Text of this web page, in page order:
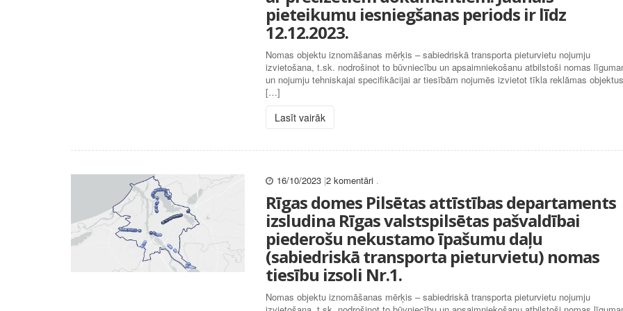
pieteikumu iesniegšanas periods ir līdz
12.12.2023.
Nomas objektu iznomāšanas mērķis – sabiedriskā transporta pieturvietu nojumju
izvietošana, t.sk. nodrošinot to būvniecību un apsaimniekošanu atbilstoši nomas
un nojumju tehniskajai specifikācijai ar tiesībām nojumēs izvietot tīkla reklāmas
[…]
Lasīt vairāk
16/10/2023 |2 komentāri .
Rīgas domes Pilsētas attīstības departaments
izsludina Rīgas valstspilsētas pašvaldībai
piederošu nekustamo īpašumu daļu
(sabiedriskā transporta pieturvietu) nomas
tiesību izsoli Nr.1.
Nomas objektu iznomāšanas mērķis – sabiedriskā transporta pieturvietu nojumju